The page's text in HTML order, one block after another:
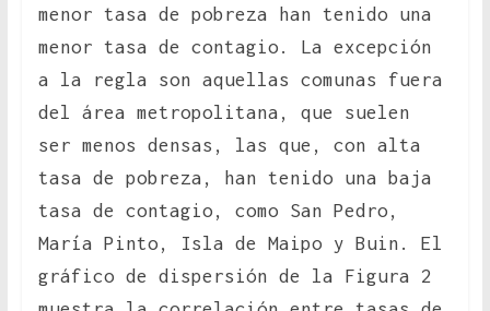
menor tasa de pobreza han tenido una
menor tasa de contagio. La excepción
a la regla son aquellas comunas fuera
del área metropolitana, que suelen
ser menos densas, las que, con alta
tasa de pobreza, han tenido una baja
tasa de contagio, como San Pedro,
María Pinto, Isla de Maipo y Buin. El
gráfico de dispersión de la Figura 2